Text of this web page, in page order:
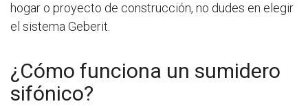
hogar o proyecto de construcción, no dudes en elegir
el sistema Geberit.
¿Cómo funciona un sumidero
sifónico?